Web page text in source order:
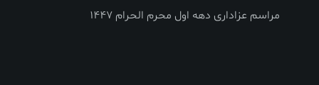
مراسم عزاداری دهه اول محرم الحرام 1447